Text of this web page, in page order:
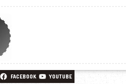
FACEBOOK YOUTUBE